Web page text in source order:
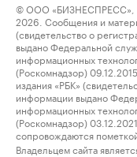
© ООО «БИЗНЕСПРЕСС»,
2026. Сообщения и
(свидетельство о
выдано Федеральной
информационных
(Роскомнадзор)
издания «РБК»
информации выдано
информационных
(Роскомнадзор)
сопровождаются
Владельцем сайта